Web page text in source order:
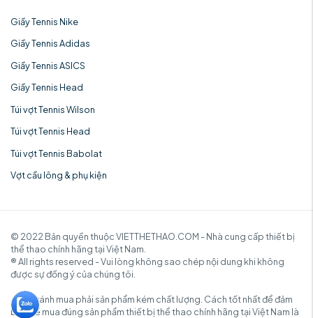
Giầy Tennis Nike
Giầy Tennis Adidas
Giầy Tennis ASICS
Giầy Tennis Head
Túi vợt Tennis Wilson
Túi vợt Tennis Head
Túi vợt Tennis Babolat
Vợt cầu lông & phụ kiện
© 2022 Bản quyền thuộc VIETTHETHAO.COM - Nhà cung cấp thiết bị
thể thao chính hãng tại Việt Nam.
® All rights reserved - Vui lòng không sao chép nội dung khi không
được sự đồng ý của chúng tôi.
✓ Để tránh mua phải sản phẩm kém chất lượng. Cách tốt nhất để đảm
bảo để mua đúng sản phẩm thiết bị thể thao chính hãng tại Việt Nam là